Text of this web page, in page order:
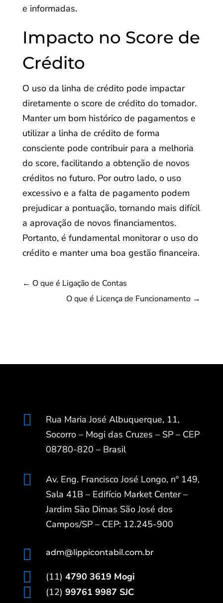
e informadas.
Impacto no Score de
Crédito
O uso da linha de crédito pode impactar
diretamente o score de crédito do tomador.
Manter um bom histórico de pagamentos e
utilizar a linha de crédito de forma
consciente pode contribuir para a melhoria
do score, facilitando a obtenção de novos
créditos no futuro. Por outro lado, o uso
excessivo e a falta de pagamento podem
prejudicar a pontuação, tornando mais difícil
a aprovação de novos financiamentos.
Portanto, é fundamental monitorar o uso do
crédito e manter uma boa gestão financeira.
← O que é Ligação de Contas
O que é Licença de Funcionamento →

Rua Maria José Albuquerque, 11,
Socorro – Mogi das Cruzes – SP – CEP
08780-820 – Brasil

Av. Eng. Francisco José Longo, nº 149,
Sala 41B – Edifício Market Center –
Jardim São Dimas São José dos
Campos/SP – CEP: 12.245-900
 adm@lippicontabil.com.br
 (11) 4790 3619 Mogi
 (12) 99761 9987 SJC